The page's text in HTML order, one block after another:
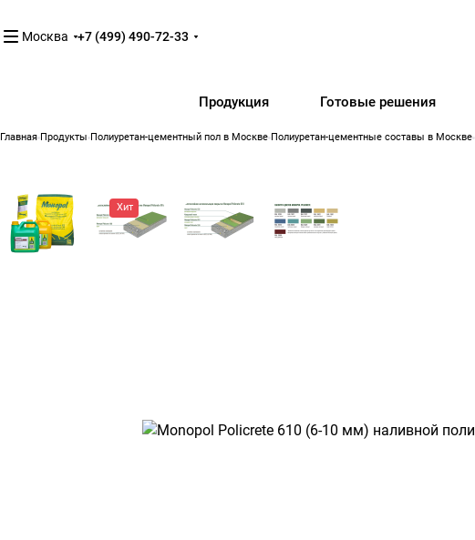
Москва +7 (499) 490-72-33
Продукция Готовые решения
Главная Продукты Полиуретан-цементный пол в Москве Полиуретан-цементные составы в Москве
Хит